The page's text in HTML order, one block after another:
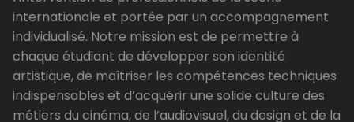
internationale et portée par un accompagnement
individualisé. Notre mission est de permettre à
chaque étudiant de développer son identité
artistique, de maîtriser les compétences techniques
indispensables et d’acquérir une solide culture des
métiers du cinéma, de l’audiovisuel, du design et de la